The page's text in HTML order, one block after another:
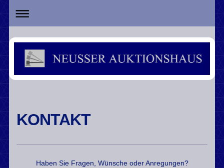
KONTAKT
Haben Sie Fragen, Wünsche oder Anregungen?